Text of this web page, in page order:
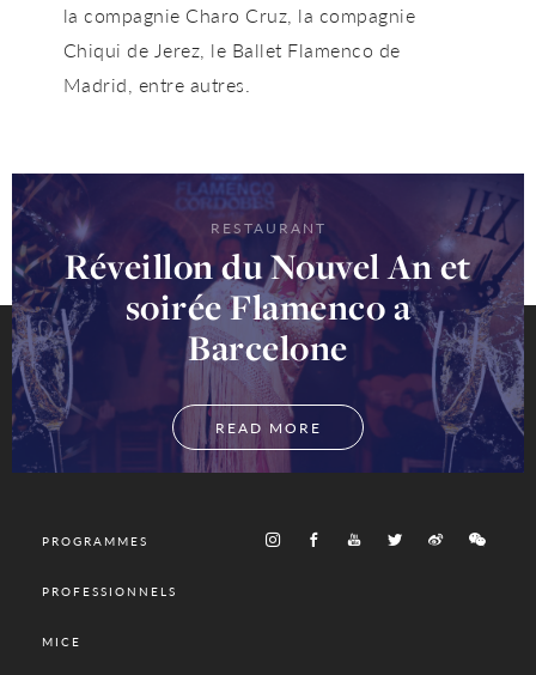
la compagnie Charo Cruz, la compagnie
Chiqui de Jerez, le Ballet Flamenco de
Madrid, entre autres.
RESTAURANT
Réveillon du Nouvel An et
soirée Flamenco a
Barcelone
READ MORE
PROGRAMMES
PROFESSIONNELS
MICE